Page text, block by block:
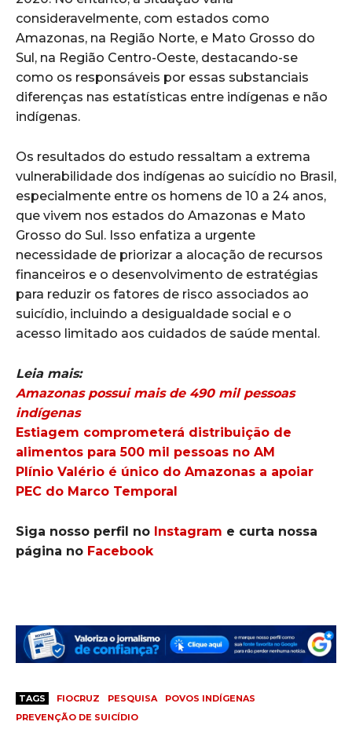
consideravelmente, com estados como
Amazonas, na Região Norte, e Mato Grosso do
Sul, na Região Centro-Oeste, destacando-se
como os responsáveis por essas substanciais
diferenças nas estatísticas entre indígenas e não
indígenas.
Os resultados do estudo ressaltam a extrema
vulnerabilidade dos indígenas ao suicídio no Brasil,
especialmente entre os homens de 10 a 24 anos,
que vivem nos estados do Amazonas e Mato
Grosso do Sul. Isso enfatiza a urgente
necessidade de priorizar a alocação de recursos
financeiros e o desenvolvimento de estratégias
para reduzir os fatores de risco associados ao
suicídio, incluindo a desigualdade social e o
acesso limitado aos cuidados de saúde mental.
Leia mais:
Amazonas possui mais de 490 mil pessoas
indígenas
Estiagem comprometerá distribuição de
alimentos para 500 mil pessoas no AM
Plínio Valério é único do Amazonas a apoiar
PEC do Marco Temporal
Siga nosso perfil no Instagram e curta nossa
página no Facebook
TAGS FIOCRUZ PESQUISA
POVOS INDÍGENAS
PREVENÇÃO DE SUICÍDIO